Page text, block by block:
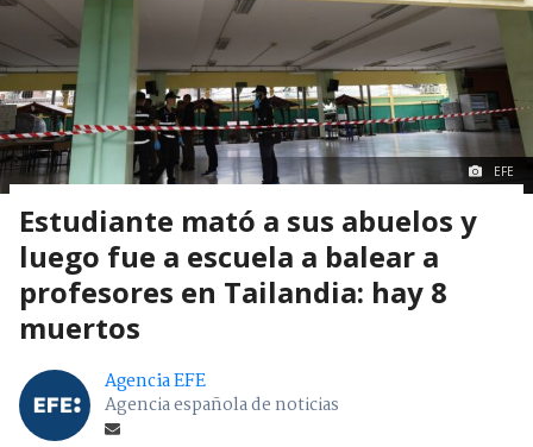
EFE
Estudiante mató a sus abuelos y
luego fue a escuela a balear a
profesores en Tailandia: hay 8
muertos
Agencia EFE
Agencia española de noticias